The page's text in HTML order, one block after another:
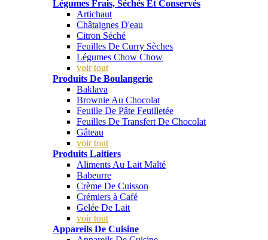
Légumes Frais, Séchés Et Conservés
Artichaut
Châtaignes D'eau
Citron Séché
Feuilles De Curry Sèches
Légumes Chow Chow
voir tout
Produits De Boulangerie
Baklava
Brownie Au Chocolat
Feuille De Pâte Feuilletée
Feuilles De Transfert De Chocolat
Gâteau
voir tout
Produits Laitiers
Aliments Au Lait Malté
Babeurre
Crème De Cuisson
Crémiers à Café
Gelée De Lait
voir tout
Appareils De Cuisine